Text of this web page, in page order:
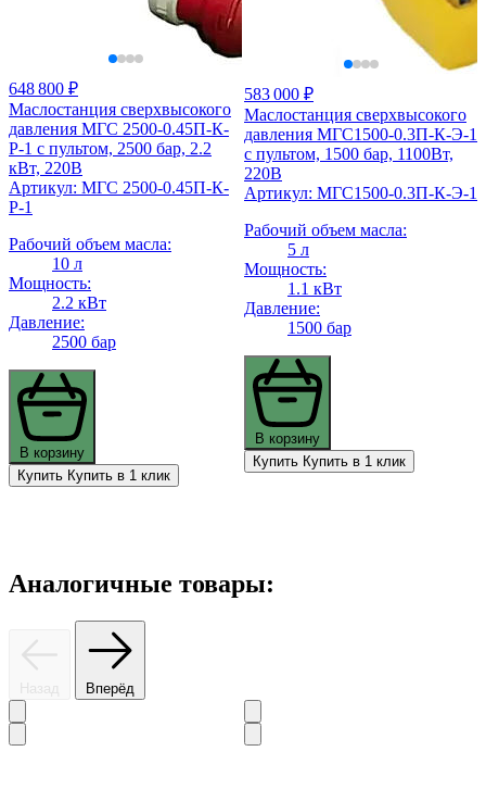
648 800 ₽
Маслостанция сверхвысокого
давления МГС 2500-0.45П-К-
Р-1 с пультом, 2500 бар, 2.2
кВт, 220В
Артикул: МГС 2500-0.45П-К-
Р-1
Рабочий объем масла:
10 л
Мощность:
2.2 кВт
Давление:
2500 бар
В корзину
Купить Купить в 1 клик
583 000 ₽
Маслостанция сверхвысокого
давления МГС1500-0.3П-К-Э-1
с пультом, 1500 бар, 1100Вт,
220В
Артикул: МГС1500-0.3П-К-Э-1
Рабочий объем масла:
5 л
Мощность:
1.1 кВт
Давление:
1500 бар
В корзину
Купить Купить в 1 клик
Аналогичные товары:
Назад Вперёд